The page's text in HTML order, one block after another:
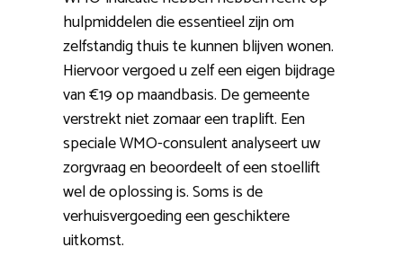
hulpmiddelen die essentieel zijn om
zelfstandig thuis te kunnen blijven wonen.
Hiervoor vergoed u zelf een eigen bijdrage
van €19 op maandbasis. De gemeente
verstrekt niet zomaar een traplift. Een
speciale WMO-consulent analyseert uw
zorgvraag en beoordeelt of een stoellift
wel de oplossing is. Soms is de
verhuisvergoeding een geschiktere
uitkomst.